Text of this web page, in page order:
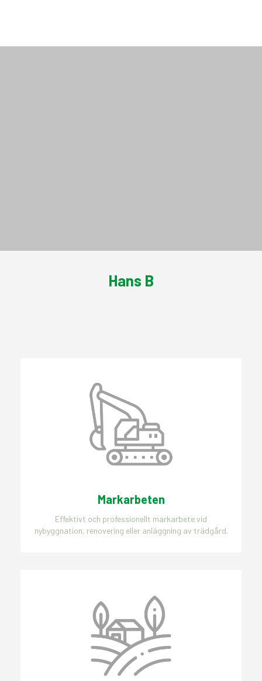
Hans B
Markarbeten
Effektivt och professionellt markarbete vid
nybyggnation, renovering eller anläggning av trädgård.